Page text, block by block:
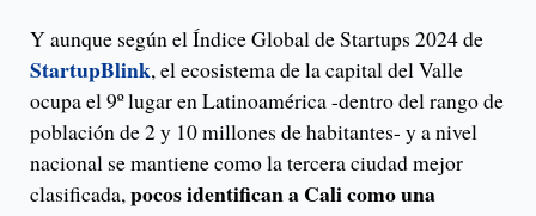
Y aunque según el Índice Global de Startups 2024 de
StartupBlink, el ecosistema de la capital del Valle
ocupa el 9º lugar en Latinoamérica -dentro del rango de
población de 2 y 10 millones de habitantes- y a nivel
nacional se mantiene como la tercera ciudad mejor
clasificada,pocos identifican a Cali como una